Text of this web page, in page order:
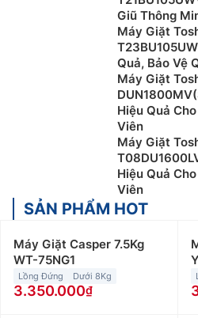
Giũ Thông
Máy Giặt
Quả, Bảo Vệ
Máy Giặt
Hiệu Quả
Viên
Máy Giặt
Hiệu Quả
Viên
SẢN PHẨM HOT
Máy Giặt Casper 7.5Kg
WT-75NG1
Lồng Đứng Dưới 8Kg
3.350.000